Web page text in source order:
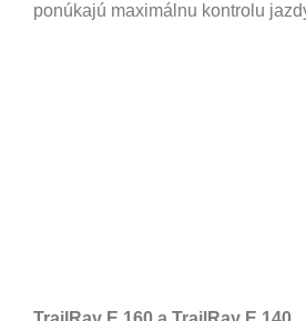
ponúkajú maximálnu kontrolu